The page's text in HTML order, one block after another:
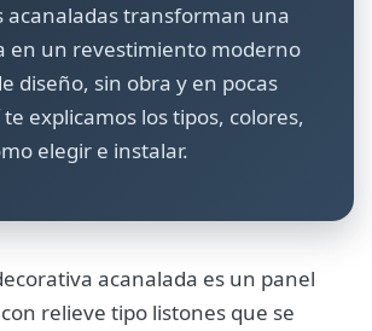
acanaladas transforman una
en un revestimiento moderno
diseño, sin obra y en pocas
explicamos los tipos, colores,
elegir e instalar.
acanalada es un panel
relieve tipo listones que se